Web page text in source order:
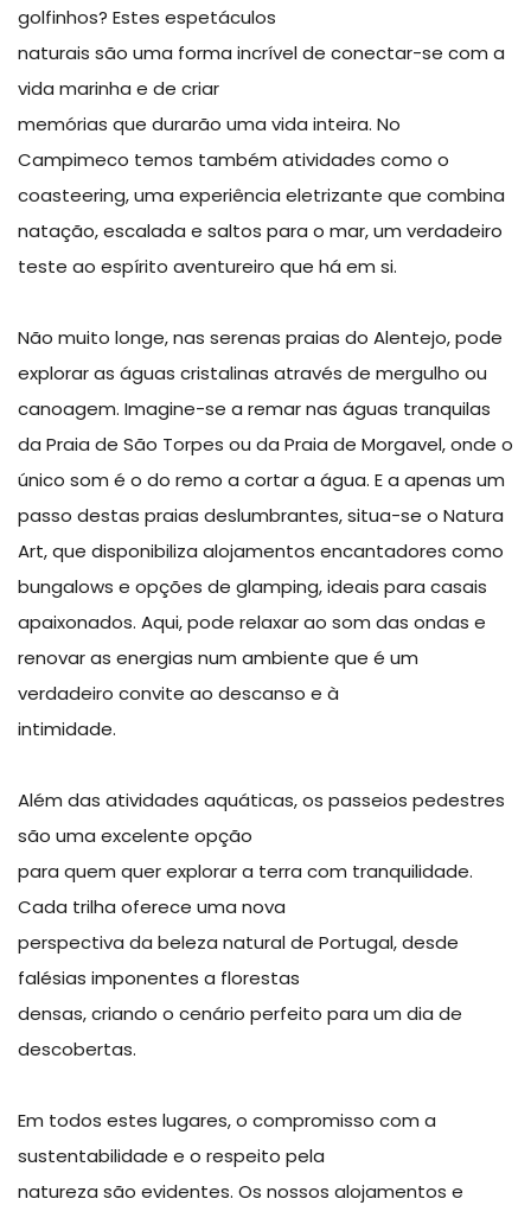
golfinhos? Estes espetáculos
naturais são uma forma incrível de conectar-se com a
vida marinha e de criar
memórias que durarão uma vida inteira. No
Campimeco temos também atividades como o
coasteering, uma experiência eletrizante que combina
natação, escalada e saltos para o mar, um verdadeiro
teste ao espírito aventureiro que há em si.
Não muito longe, nas serenas praias do Alentejo, pode
explorar as águas cristalinas através de mergulho ou
canoagem. Imagine-se a remar nas águas tranquilas
da Praia de São Torpes ou da Praia de Morgavel, onde o
único som é o do remo a cortar a água. E a apenas um
passo destas praias deslumbrantes, situa-se o Natura
Art, que disponibiliza alojamentos encantadores como
bungalows e opções de glamping, ideais para casais
apaixonados. Aqui, pode relaxar ao som das ondas e
renovar as energias num ambiente que é um
verdadeiro convite ao descanso e à
intimidade.
Além das atividades aquáticas, os passeios pedestres
são uma excelente opção
para quem quer explorar a terra com tranquilidade.
Cada trilha oferece uma nova
perspectiva da beleza natural de Portugal, desde
falésias imponentes a florestas
densas, criando o cenário perfeito para um dia de
descobertas.
Em todos estes lugares, o compromisso com a
sustentabilidade e o respeito pela
natureza são evidentes. Os nossos alojamentos e